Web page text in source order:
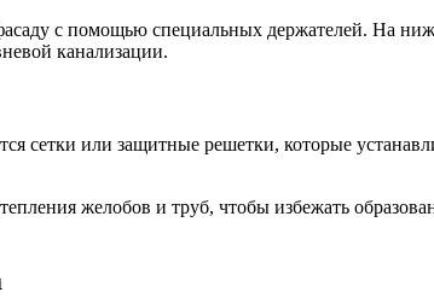
с помощью специальных держателей. На
канализации.
сетки или защитные решетки, которые
желобов и труб, чтобы избежать